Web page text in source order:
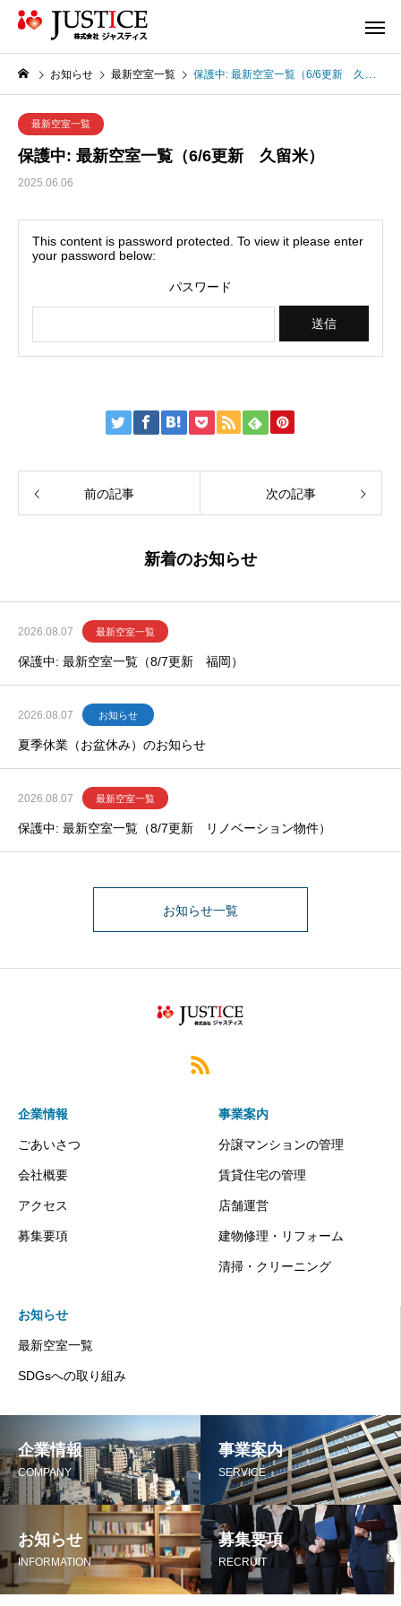
お知らせ 最新空室一覧 保護中: 最新空室一覧（6/6更新 久留米）
最新空室一覧
保護中: 最新空室一覧（6/6更新 久留米）
2025.06.06
This content is password protected. To view it please enter
your password below:
パスワード
前の記事 次の記事
新着のお知らせ
2026.08.07 最新空室一覧
保護中: 最新空室一覧（8/7更新 福岡）
2026.08.07 お知らせ
夏季休業（お盆休み）のお知らせ
2026.08.07 最新空室一覧
保護中: 最新空室一覧（8/7更新 リノベーション物件）
お知らせ一覧
企業情報
ごあいさつ
会社概要
アクセス
募集要項
事業案内
分譲マンションの管理
賃貸住宅の管理
店舗運営
建物修理・リフォーム
清掃・クリーニング
お知らせ
最新空室一覧
SDGsへの取り組み
企業情報
COMPANY
事業案内
SERVICE
お知らせ
INFORMATION
募集要項
RECRUIT